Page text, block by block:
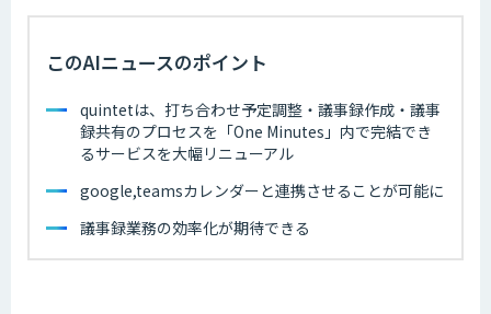
このAIニュースのポイント
quintetは、打ち合わせ予定調整・議事録作成・議事
録共有のプロセスを「One Minutes」内で完結でき
るサービスを大幅リニューアル
google,teamsカレンダーと連携させることが可能に
議事録業務の効率化が期待できる